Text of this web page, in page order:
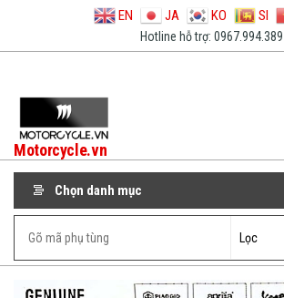
EN JA KO SI
Hotline hỗ trợ: 0967.994.389
Motorcycle.vn
Chọn danh mục